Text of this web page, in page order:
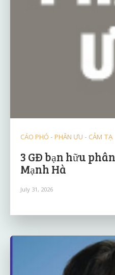
CÁO PHÓ - PHÂN ƯU - CẢM TẠ
3 GĐ bạn hữu
Mạnh Hà
July 31, 2026